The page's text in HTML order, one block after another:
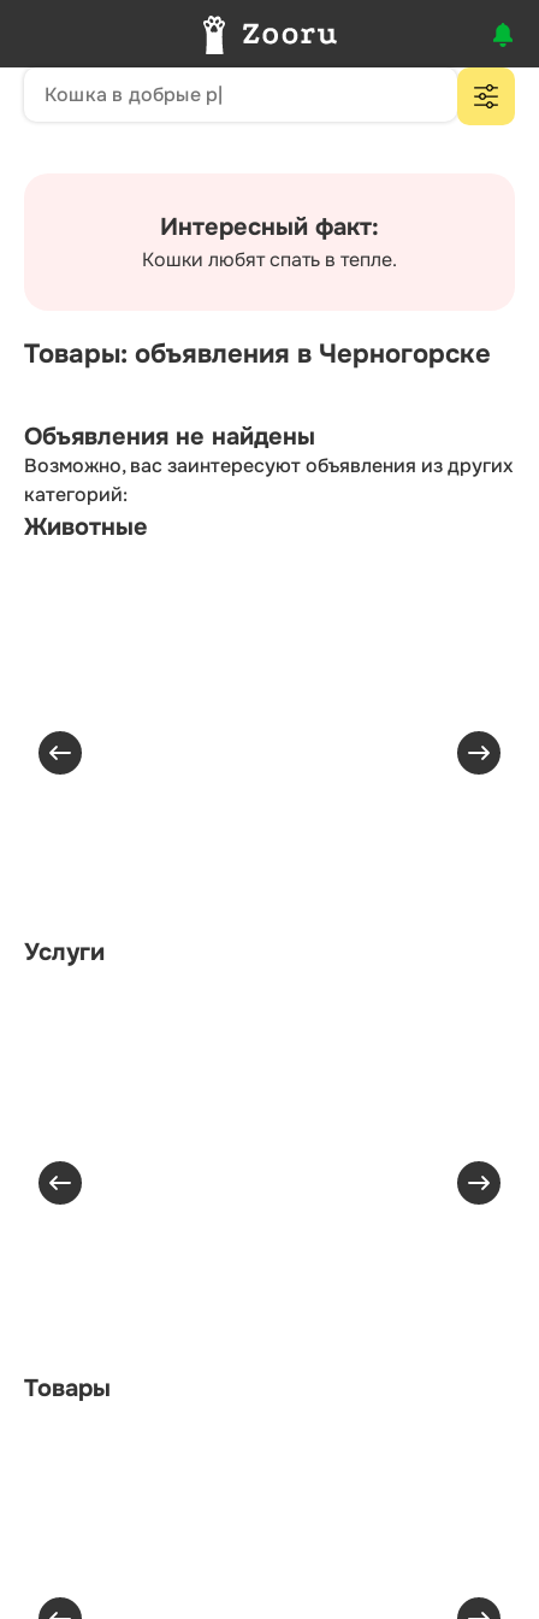
Интересный факт:
Кошки любят спать в тепле.
Товары: объявления в Черногорске
Объявления не найдены
Возможно, вас заинтересуют объявления из других
категорий:
Животные
Услуги
Товары